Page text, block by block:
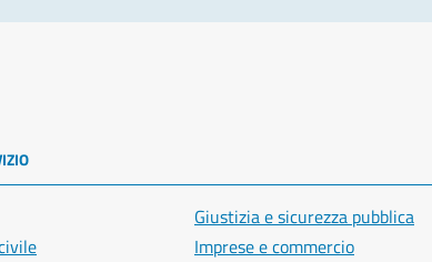
Giustizia e sicurezza pubblica
Imprese e commercio